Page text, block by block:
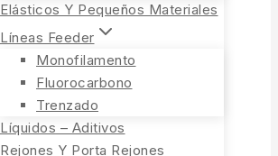
Elásticos Y Pequeños Materiales
Líneas Feeder
Monofilamento
Fluorocarbono
Trenzado
Líquidos – Aditivos
Rejones Y Porta Rejones